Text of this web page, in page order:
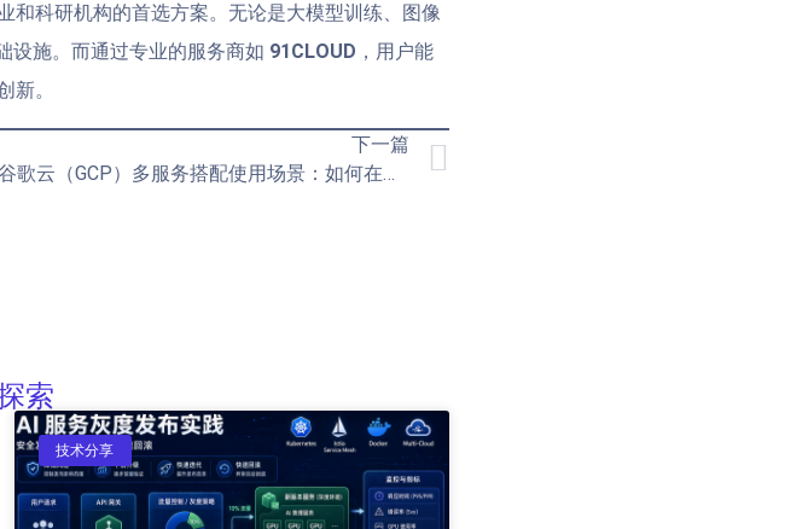
和科研机构的首选方案。无论是大模型训练、图像
设施。而通过专业的服务商如 91CLOUD ，用户能
新。
下一篇
谷歌云（GCP）多服务搭配使用场景：如何在云端高效搭建游戏应用
索
技术分享